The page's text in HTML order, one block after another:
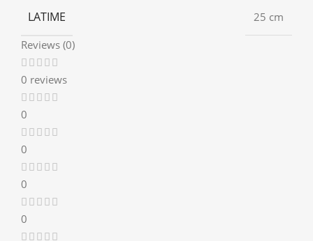
LATIME
25 cm
Reviews (0)
0 reviews
0
0
0
0